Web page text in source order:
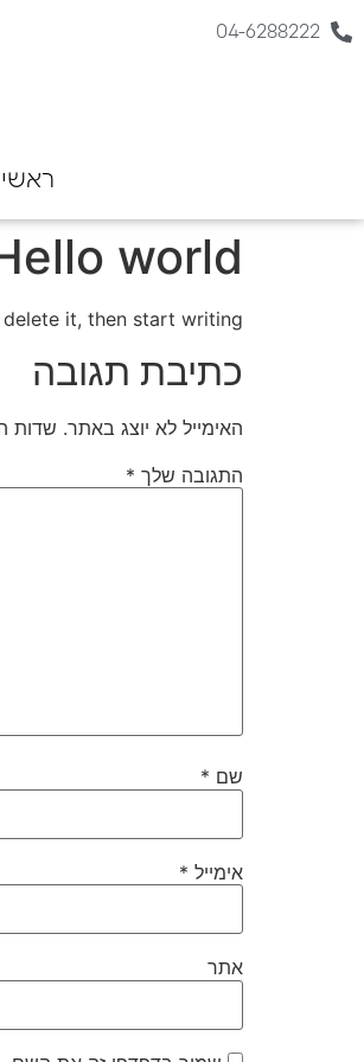
04-6288222
ראשי
world!
it, then start writing!
כתיבת תגובה
האימייל לא יוצג באתר. שדות
התגובה שלך *
שם *
אימייל *
אתר